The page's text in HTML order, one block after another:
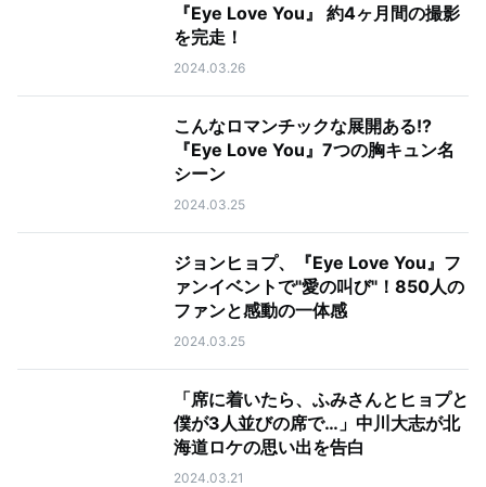
『Eye Love You』 約4ヶ月間の撮影
を完走！
2024.03.26
こんなロマンチックな展開ある!?
『Eye Love You』7つの胸キュン名
シーン
2024.03.25
ジョンヒョプ、『Eye Love You』フ
ァンイベントで"愛の叫び"！850人の
ファンと感動の一体感
2024.03.25
「席に着いたら、ふみさんとヒョプと
僕が3人並びの席で…」中川大志が北
海道ロケの思い出を告白
2024.03.21